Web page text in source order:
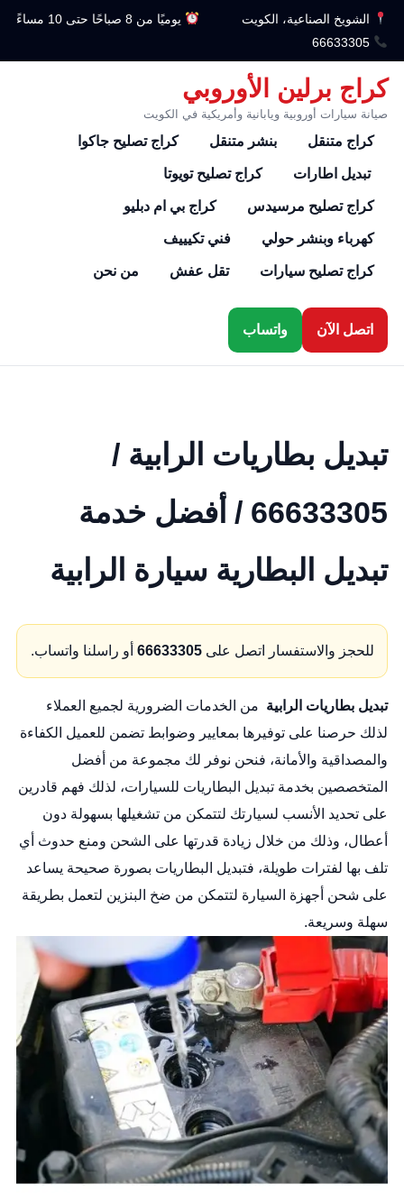
الشويخ الصناعية، الكويت
يوميًا من 8 صباحًا حتى 10 مساءً
66633305
كراج برلين الأوروبي
صيانة سيارات أوروبية ويابانية وأمريكية في الكويت
كراج متنقل بنشر متنقل كراج تصليح جاكوا
تبديل اطارات كراج تصليح تويوتا
كراج تصليح مرسيدس كراج بي ام دبليو
كهرباء وبنشر حولي فني تكيييف
كراج تصليح سيارات تقل عفش من نحن
اتصل الآن واتساب
تبديل بطاريات الرابية /
66633305 / أفضل خدمة
تبديل البطارية سيارة الرابية
للحجز والاستفسار اتصل على 66633305أو راسلنا واتساب.
تبديل بطاريات الرابية من الخدمات الضرورية لجميع العملاء
لذلك حرصنا على توفيرها بمعايير وضوابط تضمن للعميل الكفاءة
والمصداقية والأمانة، فنحن نوفر لك مجموعة من أفضل
المتخصصين بخدمة تبديل البطاريات للسيارات، لذلك فهم قادرين
على تحديد الأنسب لسيارتك لتتمكن من تشغيلها بسهولة دون
أعطال، وذلك من خلال زيادة قدرتها على الشحن ومنع حدوث أي
تلف بها لفترات طويلة، فتبديل البطاريات بصورة صحيحة يساعد
على شحن أجهزة السيارة لتتمكن من ضخ البنزين لتعمل بطريقة
سهلة وسريعة.